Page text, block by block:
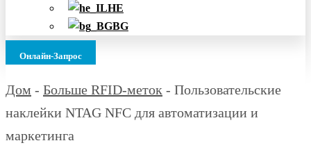
HE
BG
Онлайн-Запрос
Дом - Больше RFID-меток - Пользовательские
наклейки NTAG NFC для автоматизации и
маркетинга